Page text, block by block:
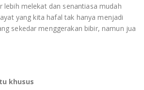
lebih melekat dan senantiasa mudah
yang kita hafal tak hanya menjadi
sekedar menggerakan bibir, namun jua
khusus